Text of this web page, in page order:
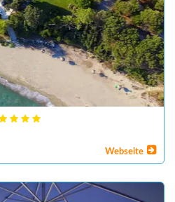
Webseite